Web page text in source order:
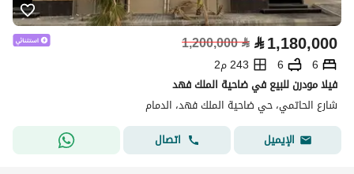
⃁1,180,000
⃁
1,200,000
6
6
243 م2
فيلا مودرن للبيع في ضاحية الملك فهد
شارع الحاتمي، حي ضاحية الملك فهد، الدمام
الإيميل
اتصال